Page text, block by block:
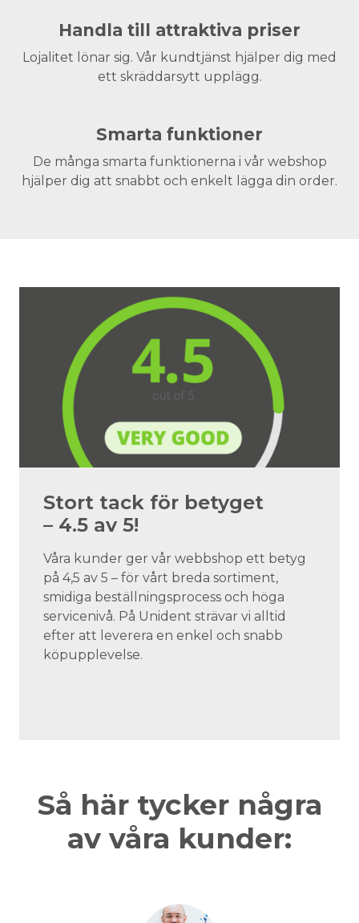
Handla till attraktiva priser
Lojalitet lönar sig. Vår kundtjänst hjälper dig med
ett skräddarsytt upplägg.
Smarta funktioner
De många smarta funktionerna i vår webshop
hjälper dig att snabbt och enkelt lägga din order.
Stort tack för betyget
– 4.5 av 5!
Våra kunder ger vår webbshop ett betyg
på 4,5 av 5 – för vårt breda sortiment,
smidiga beställningsprocess och höga
servicenivå. På Unident strävar vi alltid
efter att leverera en enkel och snabb
köpupplevelse.
Så här tycker några
av våra kunder: